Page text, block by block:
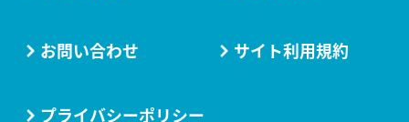
お問い合わせ サイト利用規約
プライバシーポリシー